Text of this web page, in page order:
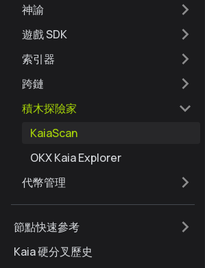
神諭
遊戲 SDK
索引器
跨鏈
積木探險家
KaiaScan
OKX Kaia Explorer
代幣管理
節點快速參考
Kaia 硬分叉歷史